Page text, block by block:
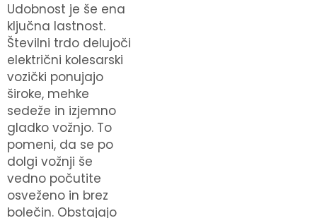
Udobnost je še ena
ključna lastnost.
Številni trdo delujoči
električni kolesarski
vozički ponujajo
široke, mehke
sedeže in izjemno
gladko vožnjo. To
pomeni, da se po
dolgi vožnji še
vedno počutite
osveženo in brez
bolečin. Obstajajo